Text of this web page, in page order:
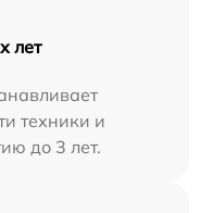
лет
техники и
до 3 лет.